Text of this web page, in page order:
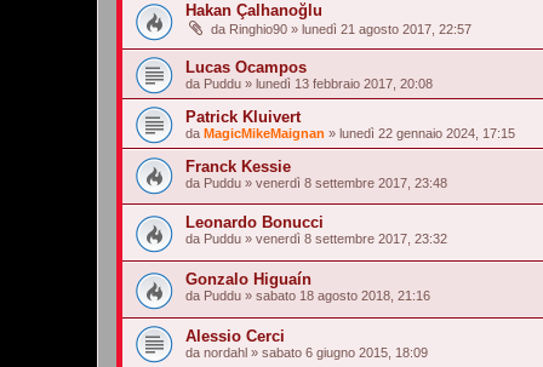
Hakan Çalhanoğlu
da Ringhio90 » lunedì 21 agosto 2017, 22:57
Lucas Ocampos
da Puddu » lunedì 13 febbraio 2017, 20:08
Patrick Kluivert
da MagicMikeMaignan » lunedì 22 gennaio 2024, 17:15
Franck Kessie
da Puddu » venerdì 8 settembre 2017, 23:48
Leonardo Bonucci
da Puddu » venerdì 8 settembre 2017, 23:32
Gonzalo Higuaín
da Puddu » sabato 18 agosto 2018, 21:16
Alessio Cerci
da nordahl » sabato 6 giugno 2015, 18:09